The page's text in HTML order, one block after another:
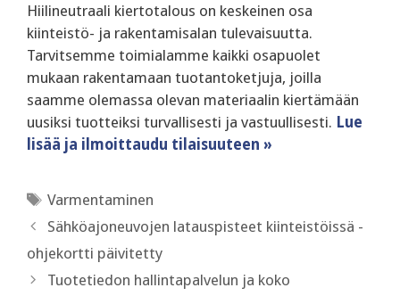
‍Hiilineutraali kiertotalous on keskeinen osa
kiinteistö- ja rakentamisalan tulevaisuutta.
Tarvitsemme toimialamme kaikki osapuolet
mukaan rakentamaan tuotantoketjuja, joilla
saamme olemassa olevan materiaalin kiertämään
uusiksi tuotteiksi turvallisesti ja vastuullisesti. Lue
lisää ja ilmoittaudu tilaisuuteen »
Avainsanat
Varmentaminen
Sähköajoneuvojen latauspisteet kiinteistöissä -
ohjekortti päivitetty
Tuotetiedon hallintapalvelun ja koko